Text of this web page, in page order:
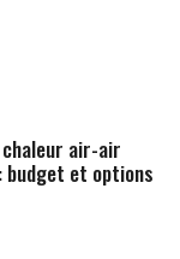
chaleur air-air
budget et options